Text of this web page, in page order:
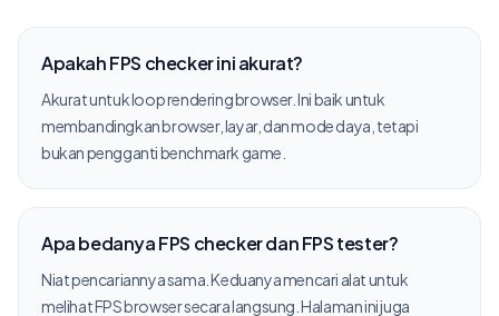
Apakah FPS checker ini akurat?
Akurat untuk loop rendering browser. Ini baik untuk
membandingkan browser, layar, dan mode daya, tetapi
bukan pengganti benchmark game.
Apa bedanya FPS checker dan FPS tester?
Niat pencariannya sama. Keduanya mencari alat untuk
melihat FPS browser secara langsung. Halaman ini juga